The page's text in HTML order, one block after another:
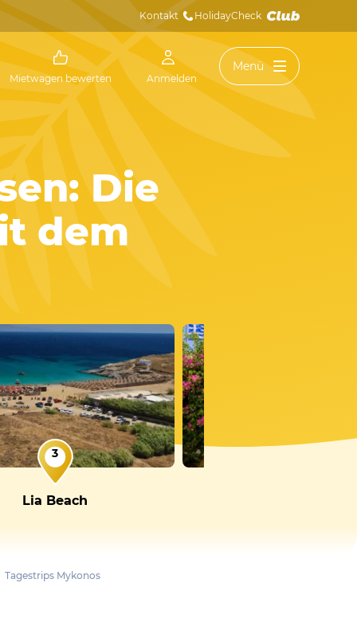
Kontakt HolidayCheck
Mietwagen bewerten Anmelden
Menü
Die
dem
3
Lia Beach
Tagestrips Mykonos